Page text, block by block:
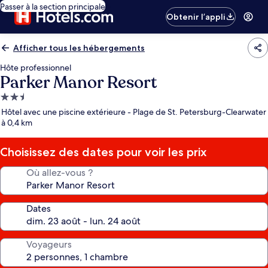
Passer à la section principale
Obtenir l’appli
Afficher tous les hébergements
Hôte professionnel
Parker Manor Resort
Hébergement
2.5 étoiles
Hôtel avec une piscine extérieure - Plage de St. Petersburg-Clearwater
à 0,4 km
Choisissez des dates pour voir les prix
Où allez-vous ?
Dates
Voyageurs